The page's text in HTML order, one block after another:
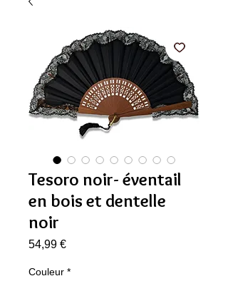
Tesoro noir- éventail
en bois et dentelle
noir
54,99 €Prix
Couleur *